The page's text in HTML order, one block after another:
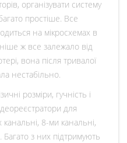
організувати систему
простіше. Все
на мікросхемах в
ж все залежало від
вона після тривалої
нестабільно.
розміри, гучність і
для
8-ми канальні,
Багато з них підтримують